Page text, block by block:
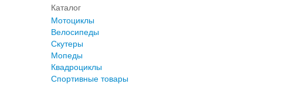
Каталог
Мотоциклы
Велосипеды
Скутеры
Мопеды
Квадроциклы
Спортивные товары